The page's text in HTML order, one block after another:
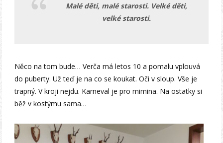
Malé děti, malé starosti. Velké děti,
velké starosti.
Něco na tom bude… Verča má letos 10 a pomalu vplouvá
do puberty. Už teď je na co se koukat. Oči v sloup. Vše je
trapný. V kroji nejdu. Karneval je pro mimina. Na ostatky si
běž v kostýmu sama…